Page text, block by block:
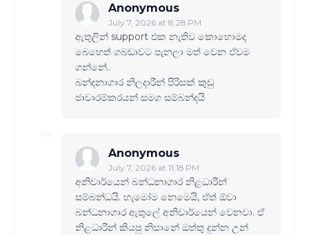
Anonymous
July 7, 2026 at 8:28 PM
ඇතුලින් support එක නැතිව කොහොමද
බෙහෙත් ගබඩාවට පැනලා මත් වෙන ඒවම
ගන්නේ..
බන්දනාගාර නිලදාරීන් පිරිසක් කුඩු
ජාවාරම්කරයන් සමග සම්බන්දයි
Anonymous
July 7, 2026 at 11:18 PM
අනිවාර්යෙන් බන්ධනාගාර නිළධාරීන්
සම්බන්ධයි. හැමෝම නෙමෙයි, ඒත් ඕවා
බන්ධනාගාර ඇතුලේ අනිවාර්යෙන් වෙනවා. ඒ
නිළධාරීන් කියපු නිසානේ ඔත්තු දුන්න උන්